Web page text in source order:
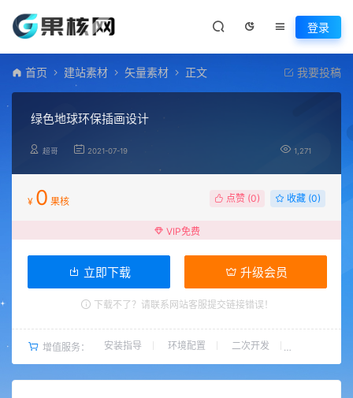
登录
首页 建站素材 矢量素材 正文 我要投稿
绿色地球环保插画设计
超哥 2021-07-19 1,271
¥ 0 果核 点赞 (0) 收藏 (0)
VIP免费
立即下载 升级会员
下载不了？请联系网站客服提交链接错误！
增值服务： 安装指导 环境配置 二次开发